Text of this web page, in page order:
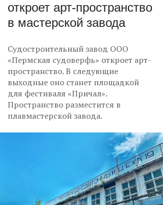
откроет арт-пространство
в мастерской завода
Судостроительный завод ООО
«Пермская судоверфь» откроет арт-
пространство. В следующие
выходные оно станет площадкой
для фестиваля «Причал».
Пространство разместится в
плавмастерской завода.